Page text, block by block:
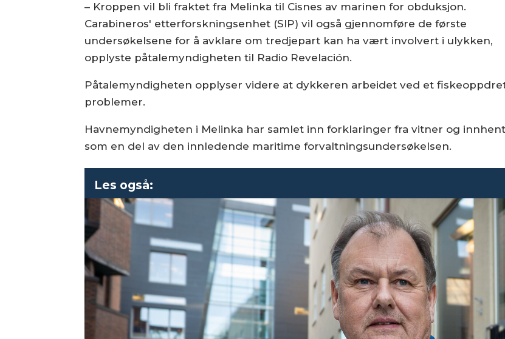
– Kroppen vil bli fraktet fra Melinka til Cisnes av marinen for obduksjon.
Carabineros' etterforskningsenhet (SIP) vil også gjennomføre de første
undersøkelsene for å avklare om tredjepart kan ha vært involvert i ulykken,
opplyste påtalemyndigheten til Radio Revelación.
Påtalemyndigheten opplyser videre at dykkeren arbeidet ved et
problemer.
Havnemyndigheten i Melinka har samlet inn forklaringer fra vitner og
som en del av den innledende maritime forvaltningsundersøkelsen.
Les også: